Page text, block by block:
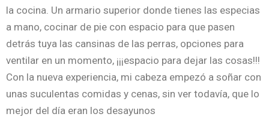
la cocina. Un armario superior donde tienes las especias
a mano, cocinar de pie con espacio para que pasen
detrás tuya las cansinas de las perras, opciones para
ventilar en un momento, ¡¡¡espacio para dejar las cosas!!!
Con la nueva experiencia, mi cabeza empezó a soñar con
unas suculentas comidas y cenas, sin ver todavía, que lo
mejor del día eran los desayunos